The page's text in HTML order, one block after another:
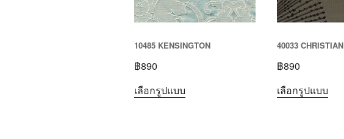
10485 KENSINGTON
฿890
เลือกรูปแบบ
40033 CHRISTIAN
฿890
เลือกรูปแบบ